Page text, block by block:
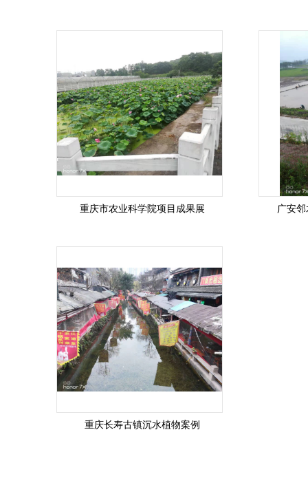
重庆市农业科学院项目成果展 广安
重庆长寿古镇沉水植物案例